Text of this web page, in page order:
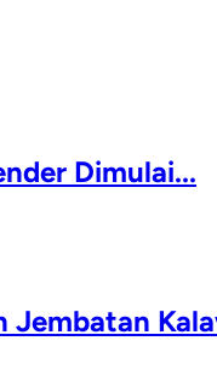
Dimulai...
Jembatan